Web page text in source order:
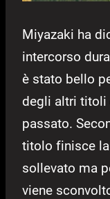
Miyazaki ha
intercorso
è stato bello
degli altri titoli
passato.
titolo finisce
sollevato ma
viene